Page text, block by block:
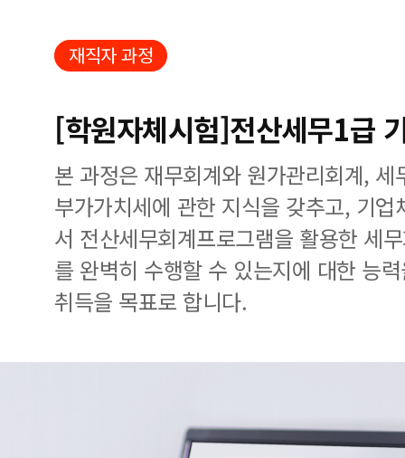
재직자 과정
[학원자체시험]전산세무1급
본 과정은 재무회계와 원가관리회계,
부가가치세에 관한 지식을 갖추고, 기
서 전산세무회계프로그램을 활용한 세
를 완벽히 수행할 수 있는지에 대한 능
취득을 목표로 합니다.